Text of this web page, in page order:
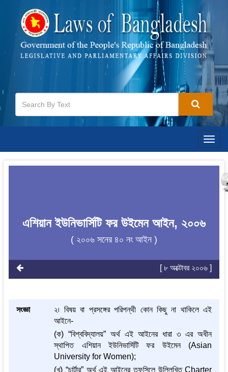
এশিয়ান ইউনিভার্সিটি ফর উইমেন আইন, ২০০৬
( ২০০৬ সনের ৪০ নং আইন )
[ ৮ অক্টোবর ২০০৬ ]
সংজ্ঞা
২৷ বিষয় বা প্রসঙ্গের পরিপন্থী কোন কিছু না থাকিলে এই
আইনে-
(ক) “বিশ্ববিদ্যালয়” অর্থ এই আইনের ধারা ৩ এর অধীন
স্থাপিত এশিয়ান ইউনিভার্সিটি ফর উইমেন (Asian
University for Women);
(খ) “চার্টার” অর্থ এই আইনের তফসিলে উল্লিখিত Charter